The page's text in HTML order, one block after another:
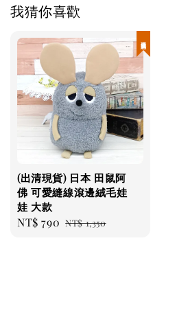
我猜你喜歡
(出清現貨) 日本 田鼠阿
佛 可愛縫線滾邊絨毛娃
娃 大款
Sale
NT$ 790 Regular
NT$ 1,350